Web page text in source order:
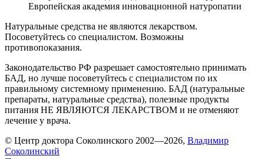
Европейская академия инновационной натуропатии
Натуральные средства не являются лекарством.
Посоветуйтесь со специалистом. Возможны
противопоказания.
Законодательство РФ разрешает самостоятельно принимать
БАД, но лучше посоветуйтесь с специалистом по их
правильному системному применению. БАД (натуральные
препараты, натуральные средства), полезные продукты
питания НЕ ЯВЛЯЮТСЯ ЛЕКАРСТВОМ и не отменяют
лечение у врача.
© Центр доктора Соколинского 2002—2026, Владимир
Соколинский